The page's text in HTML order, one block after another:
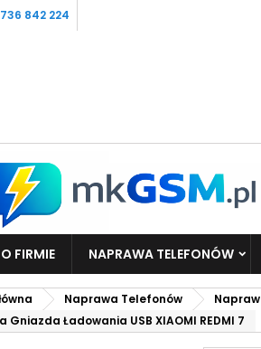
736 842 224
O FIRMIE NAPRAWA TELEFONÓW
Naprawa Telefonów
Gniazda Ładowania USB XIAOMI REDMI 7